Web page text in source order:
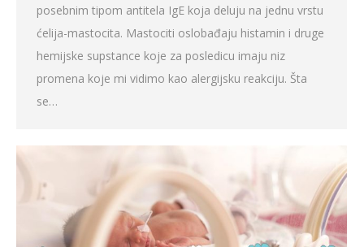
posebnim tipom antitela IgE koja deluju na jednu vrstu
ćelija-mastocita. Mastociti oslobađaju histamin i druge
hemijske supstance koje za posledicu imaju niz
promena koje mi vidimo kao alergijsku reakciju. Šta
se…